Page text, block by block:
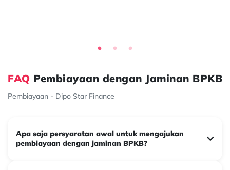
FAQ Pembiayaan dengan Jaminan BPKB
Pembiayaan - Dipo Star Finance
Apa saja persyaratan awal untuk mengajukan
pembiayaan dengan jaminan BPKB?